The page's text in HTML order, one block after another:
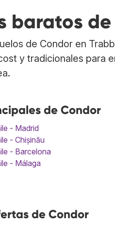
baratos
de Condor en
y tradicionales para
de Condor
- Madrid
- Chișinău
- Barcelona
- Málaga
de Condor